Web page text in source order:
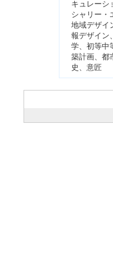
キュレーシ
シャリー・
地域デザイ
報デザイン
学、初等中
築計画、都
史、意匠